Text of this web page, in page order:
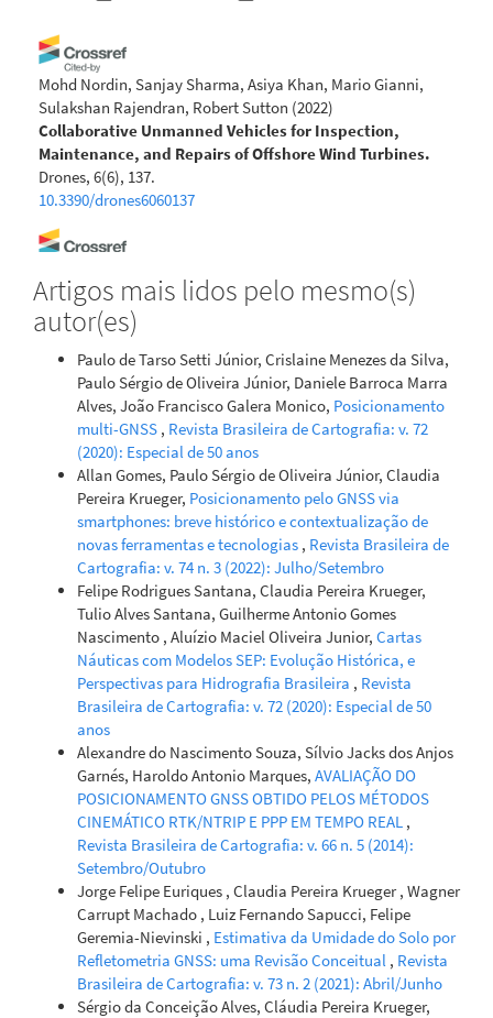
Mohd Nordin, Sanjay Sharma, Asiya Khan, Mario Gianni,
Sulakshan Rajendran, Robert Sutton (2022)
Collaborative Unmanned Vehicles for Inspection,
Maintenance, and Repairs of Offshore Wind Turbines.
Drones, 6(6), 137.
10.3390/drones6060137
Italo Oliveira Ferreira, Laura Coelho de Andrade, Victoria
Gibrim Teixeira, Felipe Catão Mesquita Santos (2022)
State of art of bathymetric surveys.
10.1590/s1982-21702022000100002
Ludmila Aparecida de Oliveira, Felipe Oliveira e Silva, Danilo
Alves de Lima, Vinícius Manhães Gabriel de Brito Cavalcanti
(2026)
Performance analysis of single-frequency real-time
single point positioning over Latin America. Journal of
Navigation, 79(1-2), 75.
10.1017/S0373463326101568
Artigos mais lidos pelo mesmo(s)
autor(es)
Paulo de Tarso Setti Júnior, Crislaine Menezes da Silva,
Paulo Sérgio de Oliveira Júnior, Daniele Barroca Marra
Alves, João Francisco Galera Monico, Posicionamento
multi-GNSS , Revista Brasileira de Cartografia: v. 72
(2020): Especial de 50 anos
Allan Gomes, Paulo Sérgio de Oliveira Júnior, Claudia
Pereira Krueger, Posicionamento pelo GNSS via
smartphones: breve histórico e contextualização de
novas ferramentas e tecnologias , Revista Brasileira de
Cartografia: v. 74 n. 3 (2022): Julho/Setembro
Felipe Rodrigues Santana, Claudia Pereira Krueger,
Tulio Alves Santana, Guilherme Antonio Gomes
Nascimento , Aluízio Maciel Oliveira Junior, Cartas
Náuticas com Modelos SEP: Evolução Histórica, e
Perspectivas para Hidrografia Brasileira , Revista
Brasileira de Cartografia: v. 72 (2020): Especial de 50
anos
Alexandre do Nascimento Souza, Sílvio Jacks dos Anjos
Garnés, Haroldo Antonio Marques, AVALIAÇÃO DO
POSICIONAMENTO GNSS OBTIDO PELOS MÉTODOS
CINEMÁTICO RTK/NTRIP E PPP EM TEMPO REAL ,
Revista Brasileira de Cartografia: v. 66 n. 5 (2014):
Setembro/Outubro
Jorge Felipe Euriques , Claudia Pereira Krueger , Wagner
Carrupt Machado , Luiz Fernando Sapucci, Felipe
Geremia-Nievinski , Estimativa da Umidade do Solo por
Refletometria GNSS: uma Revisão Conceitual , Revista
Brasileira de Cartografia: v. 73 n. 2 (2021): Abril/Junho
Sérgio da Conceição Alves, Cláudia Pereira Krueger,